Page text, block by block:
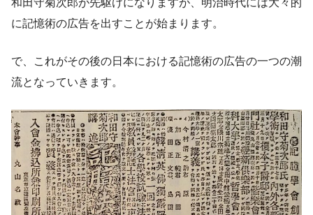
に記憶術の広告を出すことが始まります。
で、これがその後の日本における記憶術の広告の一つの潮
流となっていきます。